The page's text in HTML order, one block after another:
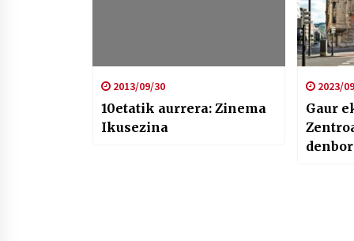
2013/09/30
10etatik aurrera: Zinema
Ikusezina
2023/
Gaur